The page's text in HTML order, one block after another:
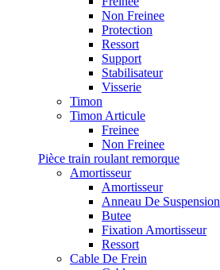
Non Freinee
Protection
Ressort
Support
Stabilisateur
Visserie
Timon
Timon Articule
Freinee
Non Freinee
Pièce train roulant remorque
Amortisseur
Amortisseur
Anneau De Suspension
Butee
Fixation Amortisseur
Ressort
Cable De Frein